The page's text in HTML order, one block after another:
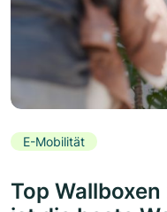
E-Mobilität
Top